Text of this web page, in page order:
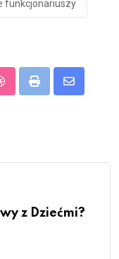
funkcjonariuszy
Print
Share
z Dziećmi?